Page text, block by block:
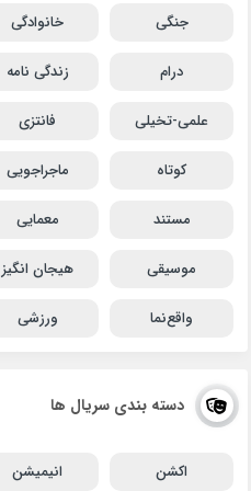
جنگی خانوادگی
درام زندگی نامه
علمی-تخیلی فانتزی
کوتاه ماجراجویی
مستند معمایی
موسیقی هیجان انگیز
واقع‌نما ورزشی
دسته بندی سریال ها
اکشن انیمیشن